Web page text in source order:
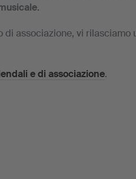
di associazione, vi rilasciamo
e di associazione.